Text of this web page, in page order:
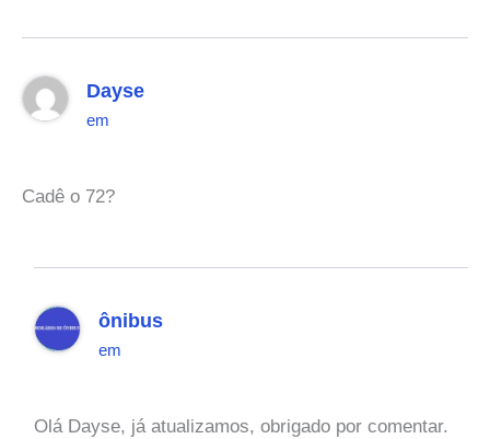
Dayse
em
Cadê o 72?
ônibus
em
Olá Dayse, já atualizamos, obrigado por comentar.